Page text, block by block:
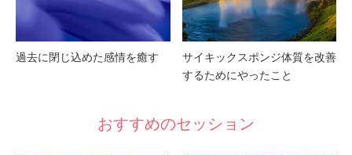
過去に閉じ込めた感情を癒す
サイキックスポンジ体質を改善
するためにやったこと
おすすめのセッション